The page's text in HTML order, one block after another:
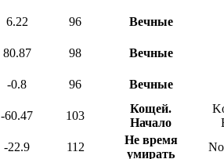
6.22 96
Вечные
80.87 98
Вечные
-0.8 96
Вечные
-60.47 103
Кощей.
Начало
-22.9 112
Не время
умирать